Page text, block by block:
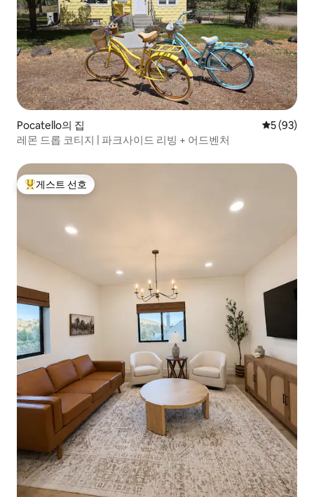
Pocatello의 집 평점 5점(5
5 (93)
레몬 드롭 코티지 | 파크사이드 리빙 + 어드벤처
상위 게스트 선호
게스트 선호